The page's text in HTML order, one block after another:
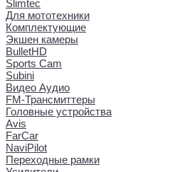
Slimtec
Для мототехники
Комплектующие
Экшен камеры
BulletHD
Sports Cam
Subini
Видео Аудио
FM-Трансмиттеры
Головные устройства
Avis
FarCar
NaviPilot
Переходные рамки